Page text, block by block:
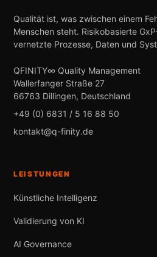
Qualität ist, was zwischen einem
Menschen steht. Risikobasierte
vernetzte Prozesse, Daten und
QFINITY∞ Quality Management
Wallerfanger Straße 27
66763 Dillingen, Deutschland
+49 (0) 6831 / 5 16 88 50
kontakt@q-finity.de
LEISTUNGEN
Künstliche Intelligenz
Validierung von KI
AI Governance